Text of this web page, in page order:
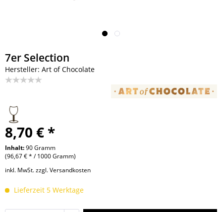
7er Selection
Hersteller: Art of Chocolate
8,70 € *
Inhalt:90 Gramm
(96,67 € * / 1000 Gramm)
inkl. MwSt.zzgl. Versandkosten
Lieferzeit 5 Werktage